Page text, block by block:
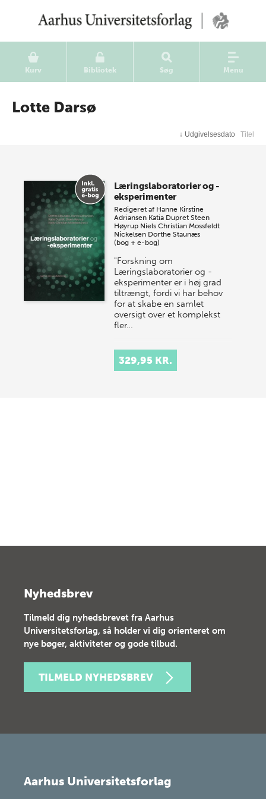
Kurv Bibliotek Søg Menu
Lotte Darsø
↓ Udgivelsesdato Titel
Læringslaboratorier og -
eksperimenter
Redigeret af Hanne Kirstine
Adriansen Katia Dupret Steen
Høyrup Niels Christian Mossfeldt
Nickelsen Dorthe Staunæs
(bog + e-bog)
"Forskning om
Læringslaboratorier og -
eksperimenter er i høj grad
tiltrængt, fordi vi har behov
for at skabe en samlet
oversigt over et komplekst
fler…
329,95 KR.
Nyhedsbrev
Tilmeld dig nyhedsbrevet fra Aarhus
Universitetsforlag, så holder vi dig orienteret om
nye bøger, aktiviteter og gode tilbud.
TILMELD NYHEDSBREV
Aarhus Universitetsforlag